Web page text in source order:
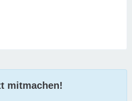
mitmachen!